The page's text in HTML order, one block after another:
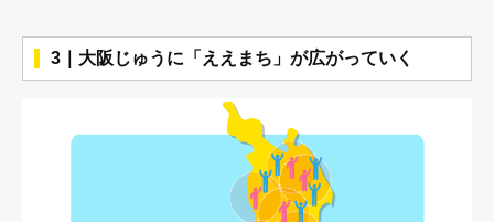
3｜大阪じゅうに「ええまち」が広がっていく